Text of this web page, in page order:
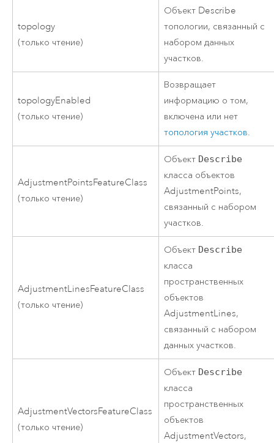
topology
(только чтение)
Объект Describe
топологии, связанный с
набором данных
участков.
topologyEnabled
(только чтение)
Возвращает
информацию о том,
включена или нет
топология участков.
AdjustmentPointsFeatureClass
(только чтение)
Объект Describe
класса объектов
AdjustmentPoints,
связанный с набором
участков.
AdjustmentLinesFeatureClass
(только чтение)
Объект Describe
класса
пространственных
объектов
AdjustmentLines,
связанный с набором
данных участков.
AdjustmentVectorsFeatureClass
(только чтение)
Объект Describe
класса
пространственных
объектов
AdjustmentVectors,